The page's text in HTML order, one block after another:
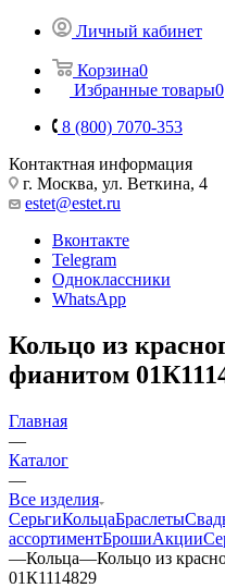
Личный кабинет
Корзина0
Избранные товары0
8 (800) 7070-353
Контактная информация
г. Москва, ул. Веткина, 4
estet@estet.ru
Вконтакте
Telegram
Одноклассники
WhatsApp
Кольцо из
фианитом
Главная
—
Каталог
—
Все изделия
СерьгиКольцаБраслеты
ассортиментБрошиАкции
—Кольца—Кольцо из
01К1114829